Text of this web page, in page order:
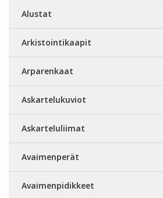
Alustat
Arkistointikaapit
Arparenkaat
Askartelukuviot
Askarteluliimat
Avaimenperät
Avaimenpidikkeet